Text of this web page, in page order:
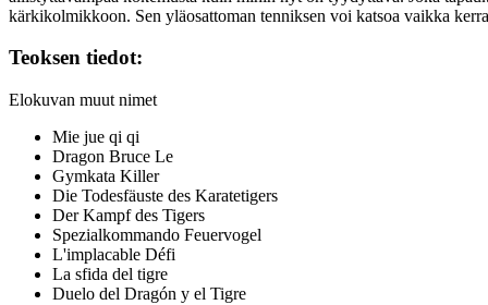
kärkikolmikkoon. Sen yläosattoman tenniksen voi katsoa vaikka
Teoksen tiedot:
Elokuvan muut nimet
Mie jue qi qi
Dragon Bruce Le
Gymkata Killer
Die Todesfäuste des Karatetigers
Der Kampf des Tigers
Spezialkommando Feuervogel
L'implacable Défi
La sfida del tigre
Duelo del Dragón y el Tigre